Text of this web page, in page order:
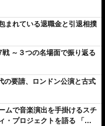
まれている退職金と引退相撲
～３つの名場面で振り返る
の要請、ロンドン公演と古式
ムで音楽演出を手掛けるスチ
・プロジェクトを語る 「楽